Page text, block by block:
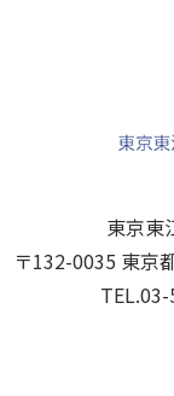
東京東
〒132-0035 東